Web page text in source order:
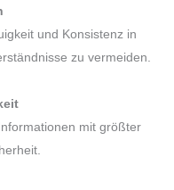
und Konsistenz in
zu vermeiden.
mit größter